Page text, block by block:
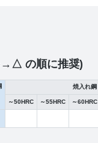
の順に推奨)
焼入れ鋼
～50HRC
～55HRC ～60HRC